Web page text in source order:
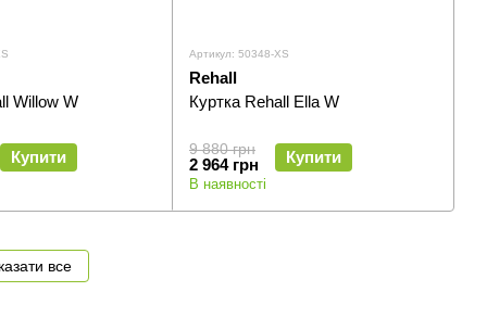
Willow W
Купити
Артикул: 50348-XS
Rehall
Куртка Rehall Ella W
9 880 грн
2 964 грн Купити
В наявності
все